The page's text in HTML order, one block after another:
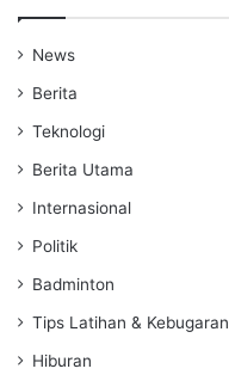
News
Berita
Teknologi
Berita Utama
Internasional
Politik
Badminton
Tips Latihan & Kebugaran
Hiburan